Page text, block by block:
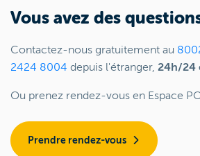
Vous avez des
Contactez-nous gratuitement au
2424 8004 depuis l'étranger, 24h/24
Ou prenez rendez-vous en Espace
Prendre rendez-vous